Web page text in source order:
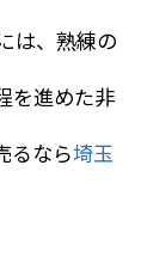
は、熟練の
を進めた非
るなら埼玉